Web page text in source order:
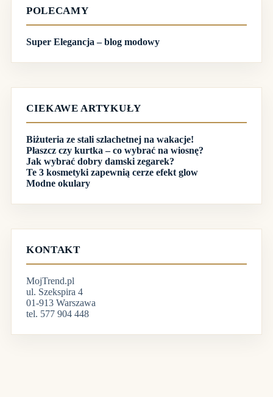
POLECAMY
Super Elegancja – blog modowy
CIEKAWE ARTYKUŁY
Biżuteria ze stali szlachetnej na wakacje!
Płaszcz czy kurtka – co wybrać na wiosnę?
Jak wybrać dobry damski zegarek?
Te 3 kosmetyki zapewnią cerze efekt glow
Modne okulary
KONTAKT
MojTrend.pl
ul. Szekspira 4
01-913 Warszawa
tel. 577 904 448